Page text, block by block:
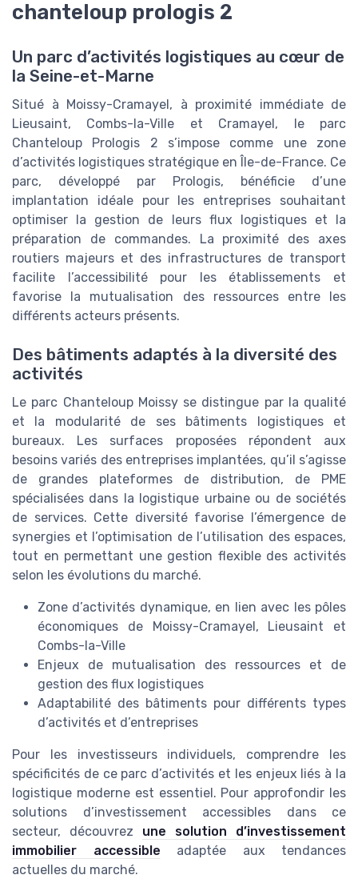
chanteloup prologis 2
Un parc d’activités logistiques au cœur de
la Seine-et-Marne
Situé à Moissy-Cramayel, à proximité immédiate de
Lieusaint, Combs-la-Ville et Cramayel, le parc
Chanteloup Prologis 2 s’impose comme une zone
d’activités logistiques stratégique en Île-de-France. Ce
parc, développé par Prologis, bénéficie d’une
implantation idéale pour les entreprises souhaitant
optimiser la gestion de leurs flux logistiques et la
préparation de commandes. La proximité des axes
routiers majeurs et des infrastructures de transport
facilite l’accessibilité pour les établissements et
favorise la mutualisation des ressources entre les
différents acteurs présents.
Des bâtiments adaptés à la diversité des
activités
Le parc Chanteloup Moissy se distingue par la qualité
et la modularité de ses bâtiments logistiques et
bureaux. Les surfaces proposées répondent aux
besoins variés des entreprises implantées, qu’il s’agisse
de grandes plateformes de distribution, de PME
spécialisées dans la logistique urbaine ou de sociétés
de services. Cette diversité favorise l’émergence de
synergies et l’optimisation de l’utilisation des espaces,
tout en permettant une gestion flexible des activités
selon les évolutions du marché.
Zone d’activités dynamique, en lien avec les pôles
économiques de Moissy-Cramayel, Lieusaint et
Combs-la-Ville
Enjeux de mutualisation des ressources et de
gestion des flux logistiques
Adaptabilité des bâtiments pour différents types
d’activités et d’entreprises
Pour les investisseurs individuels, comprendre les
spécificités de ce parc d’activités et les enjeux liés à la
logistique moderne est essentiel. Pour approfondir les
solutions d’investissement accessibles dans ce
secteur, découvrez une solution d’investissement
immobilier accessible adaptée aux tendances
actuelles du marché.